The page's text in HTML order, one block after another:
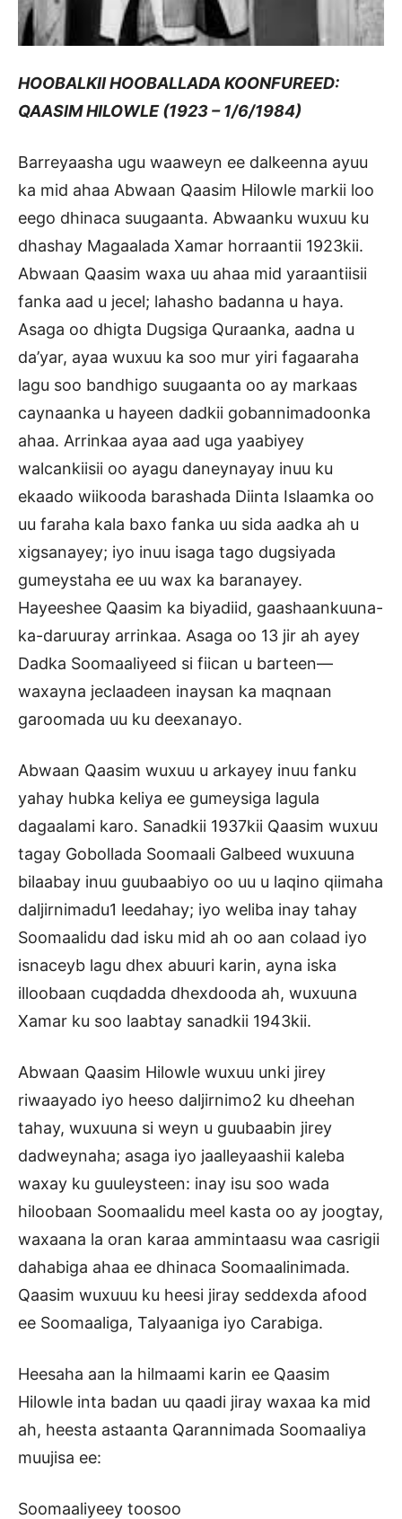
HOOBALKII HOOBALLADA KOONFUREED:
QAASIM HILOWLE (1923 – 1/6/1984)
Barreyaasha ugu waaweyn ee dalkeenna ayuu
ka mid ahaa Abwaan Qaasim Hilowle markii loo
eego dhinaca suugaanta. Abwaanku wuxuu ku
dhashay Magaalada Xamar horraantii 1923kii.
Abwaan Qaasim waxa uu ahaa mid yaraantiisii
fanka aad u jecel; lahasho badanna u haya.
Asaga oo dhigta Dugsiga Quraanka, aadna u
da’yar, ayaa wuxuu ka soo mur yiri fagaaraha
lagu soo bandhigo suugaanta oo ay markaas
caynaanka u hayeen dadkii gobannimadoonka
ahaa. Arrinkaa ayaa aad uga yaabiyey
walcankiisii oo ayagu daneynayay inuu ku
ekaado wiikooda barashada Diinta Islaamka oo
uu faraha kala baxo fanka uu sida aadka ah u
xigsanayey; iyo inuu isaga tago dugsiyada
gumeystaha ee uu wax ka baranayey.
Hayeeshee Qaasim ka biyadiid, gaashaankuuna-
ka-daruuray arrinkaa. Asaga oo 13 jir ah ayey
Dadka Soomaaliyeed si fiican u barteen—
waxayna jeclaadeen inaysan ka maqnaan
garoomada uu ku deexanayo.
Abwaan Qaasim wuxuu u arkayey inuu fanku
yahay hubka keliya ee gumeysiga lagula
dagaalami karo. Sanadkii 1937kii Qaasim wuxuu
tagay Gobollada Soomaali Galbeed wuxuuna
bilaabay inuu guubaabiyo oo uu u laqino qiimaha
daljirnimadu1 leedahay; iyo weliba inay tahay
Soomaalidu dad isku mid ah oo aan colaad iyo
isnaceyb lagu dhex abuuri karin, ayna iska
illoobaan cuqdadda dhexdooda ah, wuxuuna
Xamar ku soo laabtay sanadkii 1943kii.
Abwaan Qaasim Hilowle wuxuu unki jirey
riwaayado iyo heeso daljirnimo2 ku dheehan
tahay, wuxuuna si weyn u guubaabin jirey
dadweynaha; asaga iyo jaalleyaashii kaleba
waxay ku guuleysteen: inay isu soo wada
hiloobaan Soomaalidu meel kasta oo ay joogtay,
waxaana la oran karaa ammintaasu waa casrigii
dahabiga ahaa ee dhinaca Soomaalinimada.
Qaasim wuxuuu ku heesi jiray seddexda afood
ee Soomaaliga, Talyaaniga iyo Carabiga.
Heesaha aan la hilmaami karin ee Qaasim
Hilowle inta badan uu qaadi jiray waxaa ka mid
ah, heesta astaanta Qarannimada Soomaaliya
muujisa ee:
Soomaaliyeey toosoo